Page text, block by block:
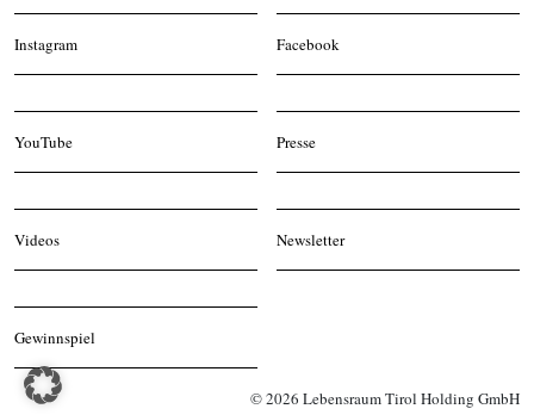
Instagram Facebook
YouTube Presse
Videos Newsletter
Gewinnspiel
© 2026 Lebensraum Tirol Holding GmbH